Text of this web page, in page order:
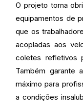
O projeto torna
equipamentos de
que os
acopladas aos
coletes refletivos
Também garante
máximo para
a condições